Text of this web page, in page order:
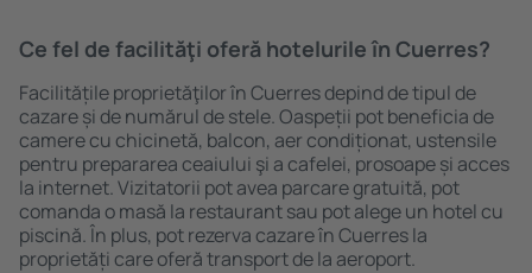
Ce fel de facilităţi oferă hotelurile în Cuerres?
Facilitățile proprietăţilor în Cuerres depind de tipul de
cazare și de numărul de stele. Oaspeții pot beneficia de
camere cu chicinetă, balcon, aer condiționat, ustensile
pentru prepararea ceaiului şi a cafelei, prosoape și acces
la internet. Vizitatorii pot avea parcare gratuită, pot
comanda o masă la restaurant sau pot alege un hotel cu
piscină. În plus, pot rezerva cazare în Cuerres la
proprietăți care oferă transport de la aeroport.